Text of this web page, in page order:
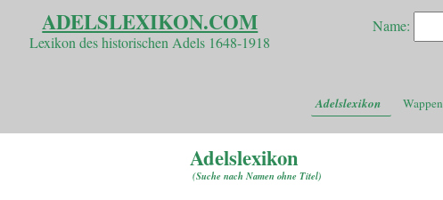
ADELSLEXIKON.COM
Lexikon des historischen Adels 1648-1918
Name:
Adelslexikon Wappen
Adelslexikon
(Suche nach Namen ohne Titel)